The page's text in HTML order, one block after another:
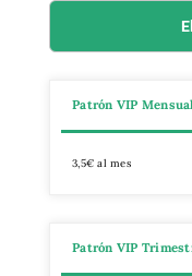
Patrón VIP Mensual
3,5€ al mes
Patrón VIP